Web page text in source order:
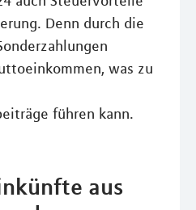
Denn durch die
was zu
führen kann.
aus